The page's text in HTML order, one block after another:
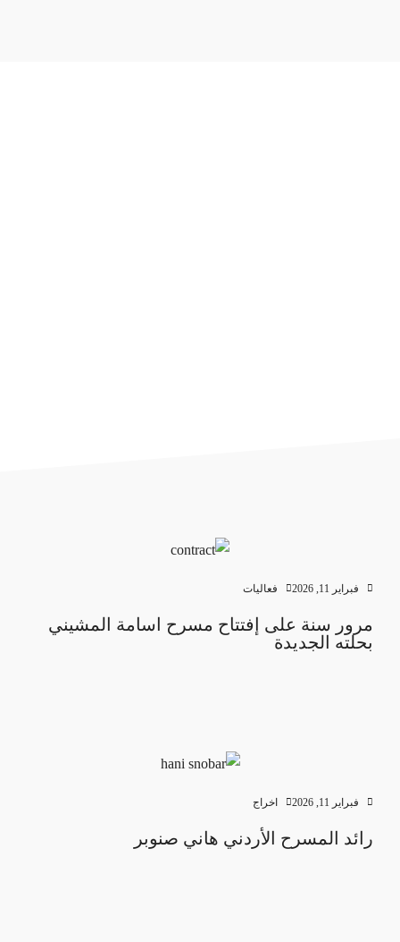
فبراير 11, 2026 فعاليات
مرور سنة على إفتتاح مسرح اسامة المشيني
بحلته الجديدة
فبراير 11, 2026 اخراج
رائد المسرح الأردني هاني صنوبر